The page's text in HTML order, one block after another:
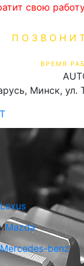
свою
ВРЕМЯ
Минск,
Lexus
Mazda
Mercedes-benz